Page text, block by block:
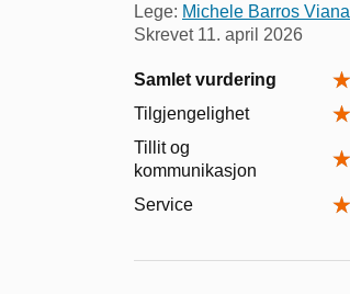
Lege: Michele Barros Viana
Skrevet 11. april 2026
Samlet vurdering
Tilgjengelighet
Tillit og
kommunikasjon
Service